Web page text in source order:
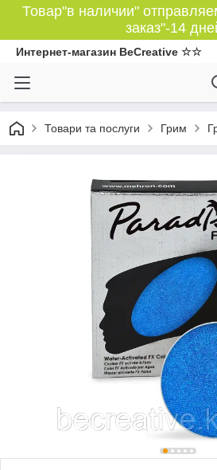
Товар"в наличии"
заказ"-14
Интернет-магазин BeCreative ☆☆
Товари та послуги Грим